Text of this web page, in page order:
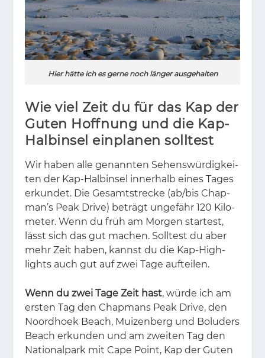
Hier hätte ich es gerne noch länger ausgehalten
Wie viel Zeit du für das Kap der
Guten Hoffnung und die Kap-
Halbinsel einplanen solltest
Wir ha­ben alle ge­nann­ten Se­hens­wür­dig­kei­
ten der Kap-Halb­in­sel in­ner­halb ei­nes Ta­ges
er­kun­det. Die Ge­samt­stre­cke (ab/​bis Chap­
man’s Peak Dri­ve) be­trägt un­ge­fähr 120 Ki­lo­
me­ter. Wenn du früh am Mor­gen star­test,
lässt sich das gut ma­chen. Soll­test du aber
mehr Zeit ha­ben, kannst du die Kap-High­
lights auch gut auf zwei Tage auf­tei­len.
Wenn du zwei Tage Zeit hast, wür­de ich am
ers­ten Tag den Chap­mans Peak Dri­ve, den
No­ord­ho­ek Beach, Mui­zen­berg und Bo­lu­ders
Beach er­kun­den und am zwei­ten Tag den
Na­tio­nal­park mit Cape Point, Kap der Gu­ten